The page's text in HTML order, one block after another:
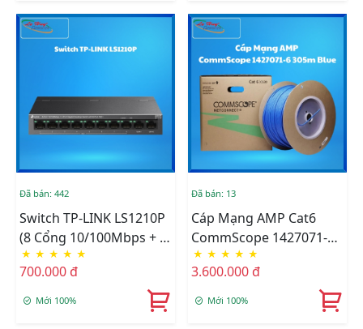
Đã bán: 442
Switch TP-LINK LS1210P
(8 Cổng 10/100Mbps + 2
Cổng Gigabit Với 8 Cổng
PoE+)
★ ★ ★ ★ ★
700.000 đ
Mới 100%
Đã bán: 13
Cáp Mạng AMP Cat6
CommScope 1427071-6
305m Blue 4 Pair, 24
AWG, U/UTP, CM
★ ★ ★ ★ ★
3.600.000 đ
Mới 100%